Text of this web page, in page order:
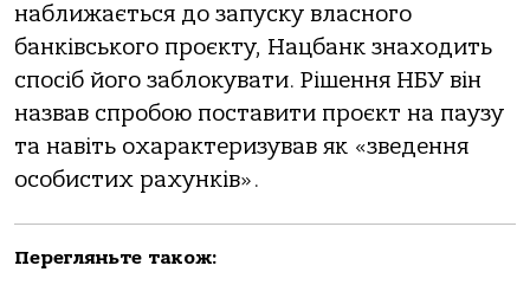
наближається до запуску власного
банківського проєкту, Нацбанк знаходить
спосіб його заблокувати. Рішення НБУ він
назвав спробою поставити проєкт на паузу
та навіть охарактеризував як «зведення
особистих рахунків».
Перегляньте також: